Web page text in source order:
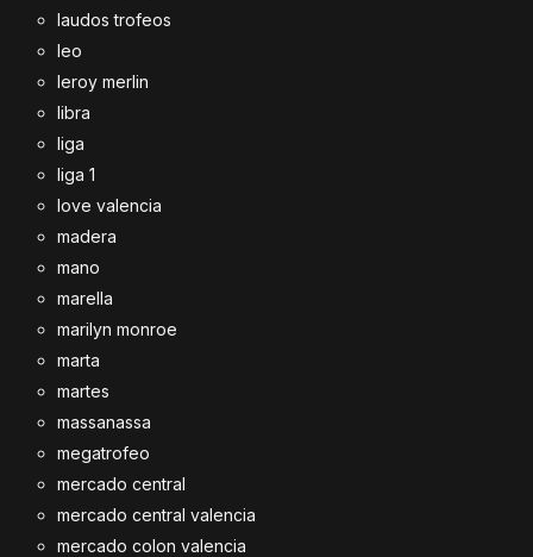
laudos trofeos
leo
leroy merlin
libra
liga
liga 1
love valencia
madera
mano
marella
marilyn monroe
marta
martes
massanassa
megatrofeo
mercado central
mercado central valencia
mercado colon valencia